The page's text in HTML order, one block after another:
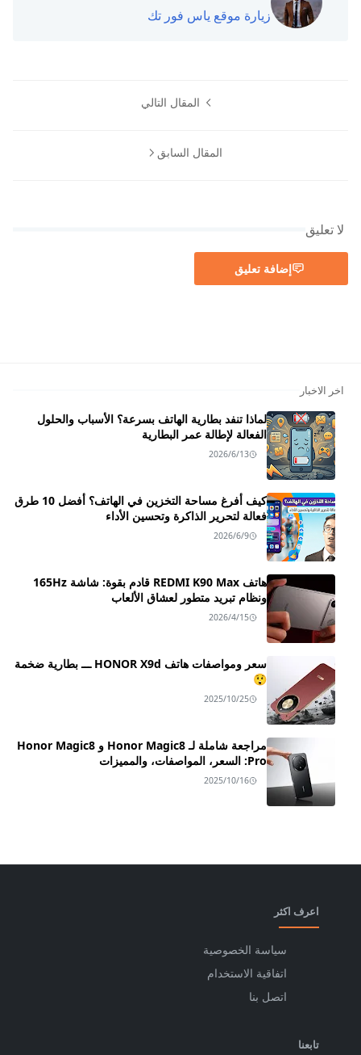
زيارة موقع ياس فور تك
المقال التالي
المقال السابق
لا تعليق
إضافة تعليق
اخر الاخبار
لماذا تنفد بطارية الهاتف بسرعة؟ الأسباب والحلول
الفعالة لإطالة عمر البطارية
2026/6/13
كيف أفرغ مساحة التخزين في الهاتف؟ أفضل 10 طرق
فعالة لتحرير الذاكرة وتحسين الأداء
2026/6/9
هاتف REDMI K90 Max قادم بقوة: شاشة 165Hz
ونظام تبريد متطور لعشاق الألعاب
2026/4/15
سعر ومواصفات هاتف HONOR X9d ـــ بطارية ضخمة
😲
2025/10/25
مراجعة شاملة لـ Honor Magic8 و Honor Magic8
Pro: السعر، المواصفات، والمميزات
2025/10/16
اعرف اكثر
سياسة الخصوصية
اتفاقية الاستخدام
اتصل بنا
تابعنا